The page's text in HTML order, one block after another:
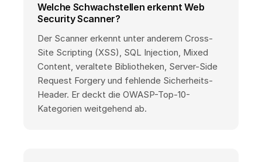
Welche Schwachstellen erkennt Web
Security Scanner?
Der Scanner erkennt unter anderem Cross-
Site Scripting (XSS), SQL Injection, Mixed
Content, veraltete Bibliotheken, Server-Side
Request Forgery und fehlende Sicherheits-
Header. Er deckt die OWASP-Top-10-
Kategorien weitgehend ab.